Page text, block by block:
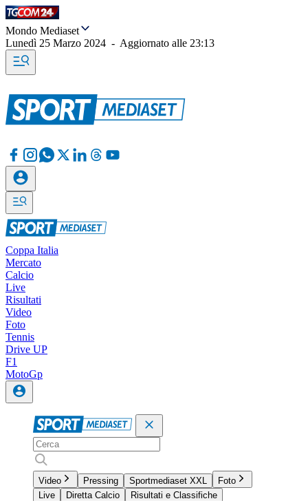
Mondo Mediaset
Lunedì 25 Marzo 2024 - Aggiornato alle 23:13
Coppa Italia
Mercato
Calcio
Live
Risultati
Video
Foto
Tennis
Drive UP
F1
MotoGp
Video Pressing Sportmediaset XXL
Foto
Live
Diretta Calcio
Risultati e Classifiche